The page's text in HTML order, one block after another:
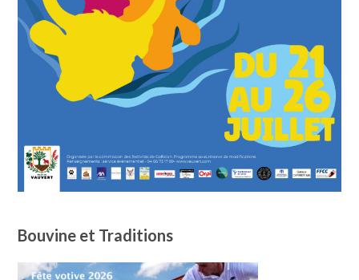
Bouvine et Traditions